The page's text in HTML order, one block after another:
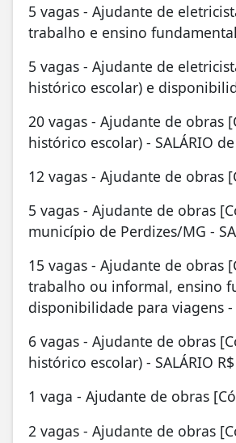
5 vagas - Ajudante de
trabalho e ensino
5 vagas - Ajudante de
histórico escolar) e
20 vagas - Ajudante de obras
histórico escolar) - SALÁRIO
12 vagas - Ajudante de obras
5 vagas - Ajudante de obras
município de Perdizes/MG -
15 vagas - Ajudante de obras
trabalho ou informal, ensino
disponibilidade para viagens -
6 vagas - Ajudante de obras
histórico escolar) - SALÁRIO
1 vaga - Ajudante de obras
2 vagas - Ajudante de obras